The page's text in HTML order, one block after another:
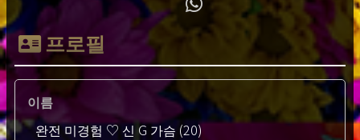
프로필
이름
완전 미경험 ♡ 신 G 가슴 (20)